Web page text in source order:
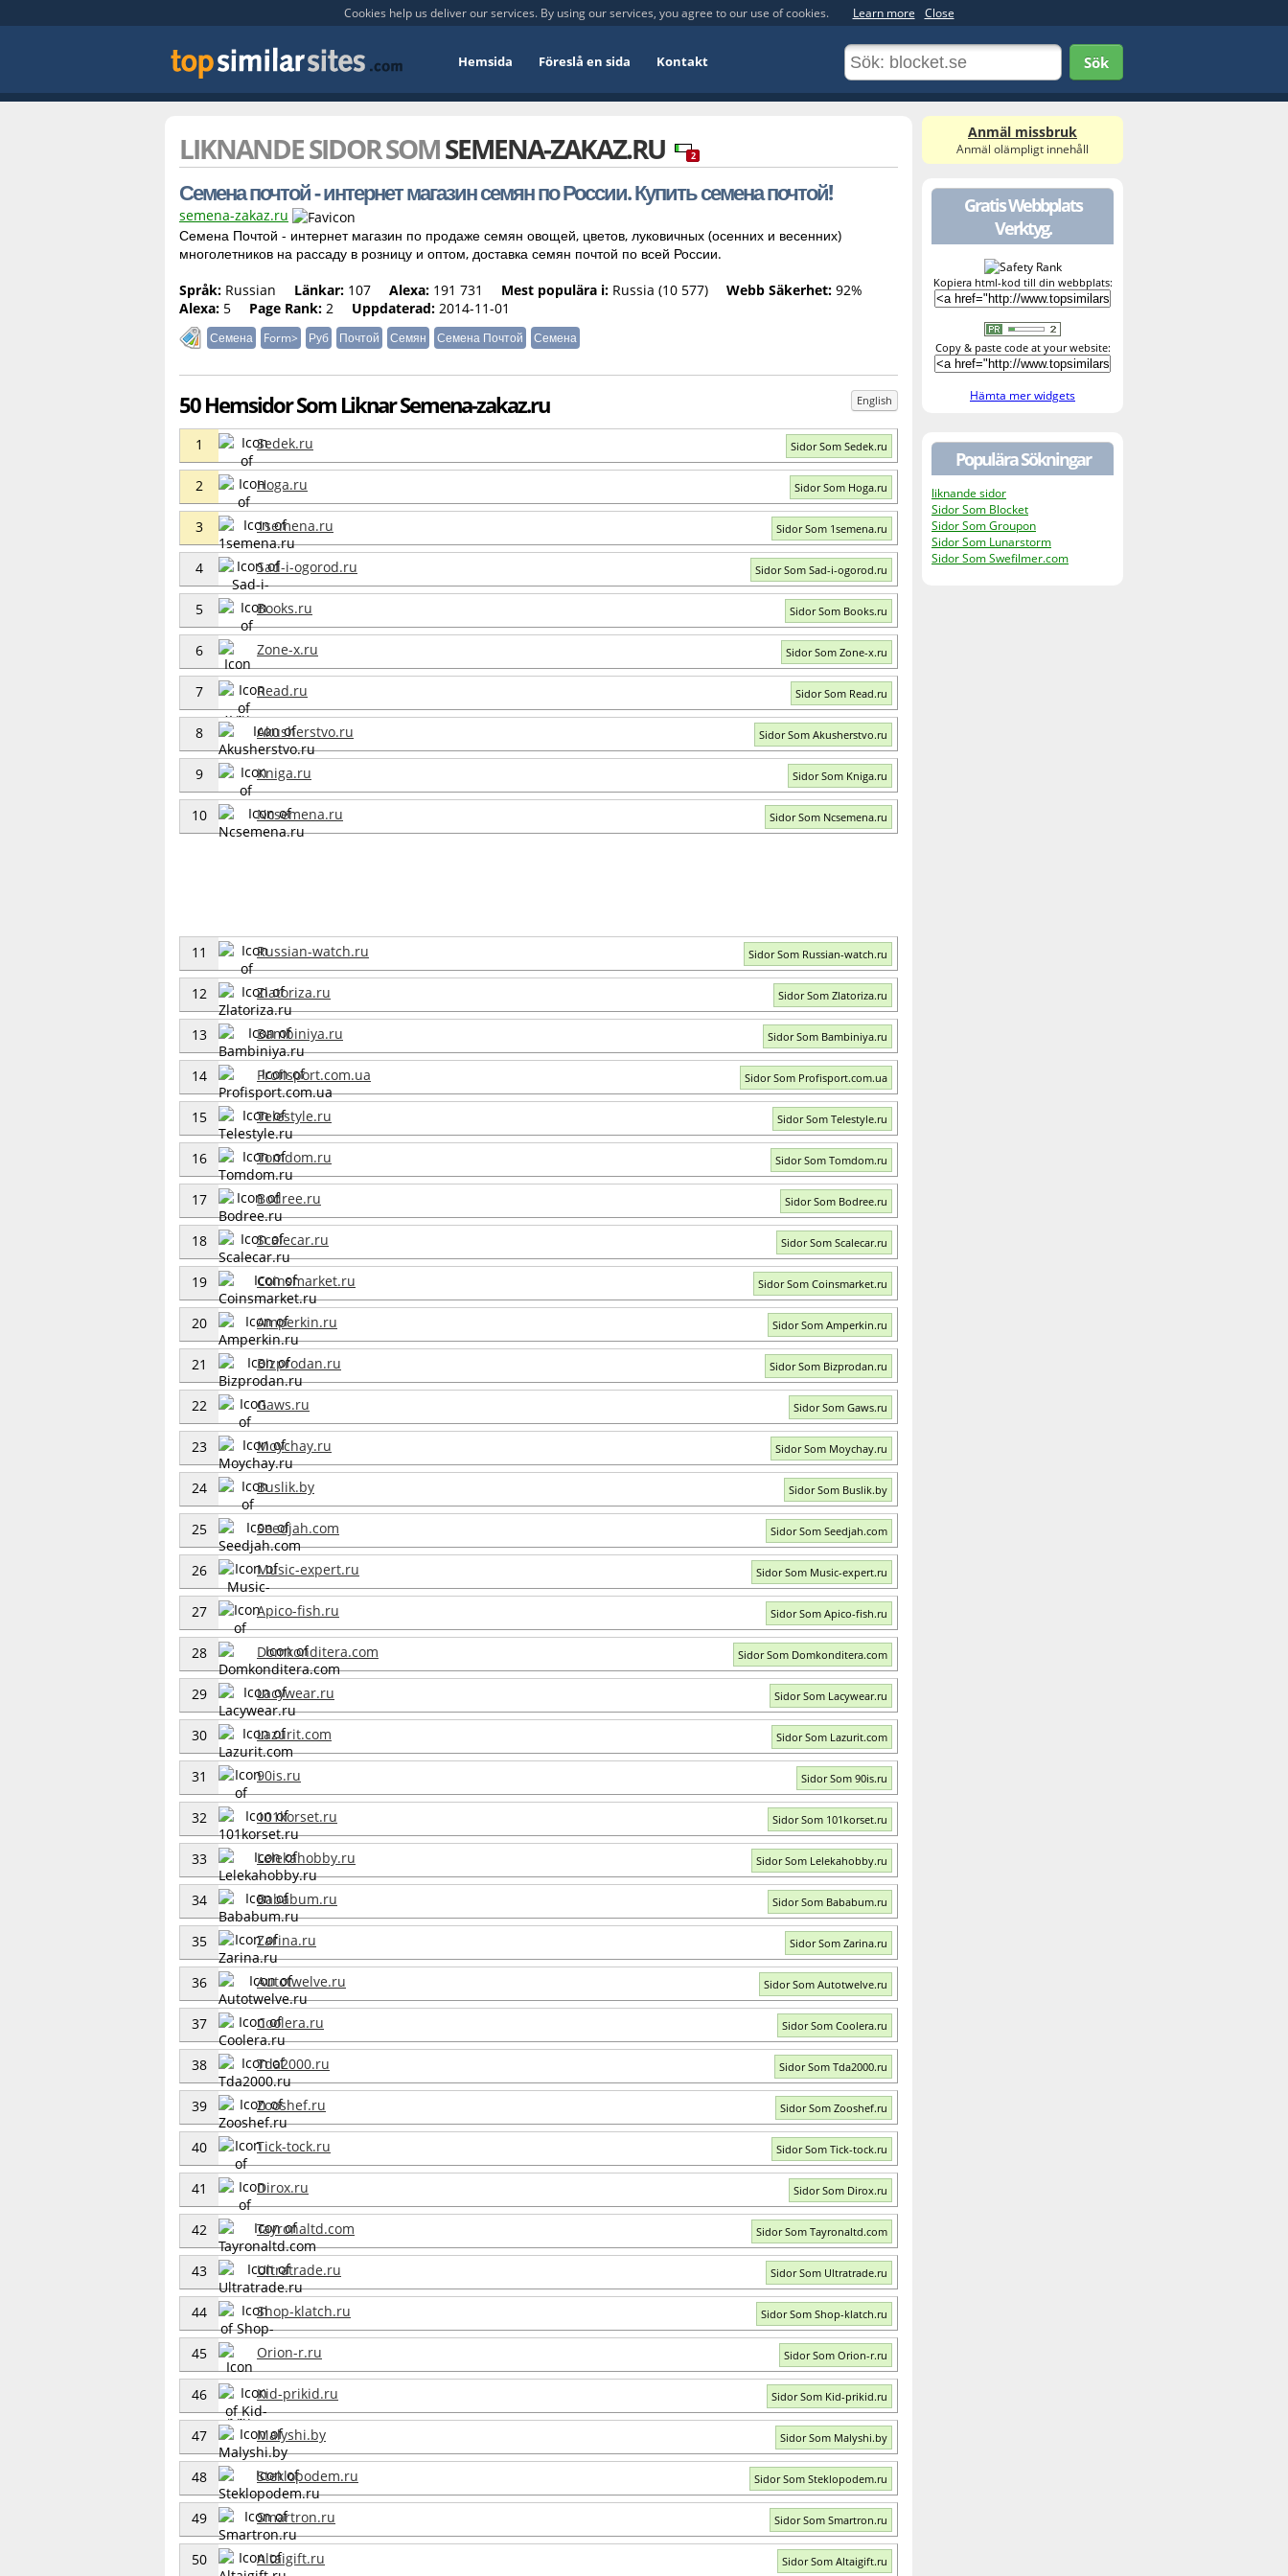
Cookies help us deliver our services. By using our services, you agree to our use of cookies. Learn more Close
Hemsida Föreslå en sida Kontakt Sök
LIKNANDE SIDOR SOMSEMENA-ZAKAZ.RU 2
Семена почтой - интернет магазин семян по России. Купить семена почтой!
semena-zakaz.ru
Семена Почтой - интернет магазин по продаже семян овощей, цветов, луковичных (осенних и весенних)
многолетников на рассаду в розницу и оптом, доставка семян почтой по всей России.
Språk: Russian Länkar: 107 Alexa: 191 731 Mest populära i: Russia (10 577) Webb Säkerhet: 92%
Alexa: 5 Page Rank: 2 Uppdaterad: 2014-11-01
Семена Form> Руб Почтой Семян Семена Почтой Семена
50 Hemsidor Som Liknar Semena-zakaz.ru English
1 Sedek.ru Sidor Som Sedek.ru
2 Hoga.ru Sidor Som Hoga.ru
3 1semena.ru Sidor Som 1semena.ru
4 Sad-i-ogorod.ru Sidor Som Sad-i-ogorod.ru
5 Books.ru Sidor Som Books.ru
6 Zone-x.ru Sidor Som Zone-x.ru
7 Read.ru Sidor Som Read.ru
8 Akusherstvo.ru Sidor Som Akusherstvo.ru
9 Kniga.ru Sidor Som Kniga.ru
10 Ncsemena.ru Sidor Som Ncsemena.ru
11 Russian-watch.ru Sidor Som Russian-watch.ru
12 Zlatoriza.ru Sidor Som Zlatoriza.ru
13 Bambiniya.ru Sidor Som Bambiniya.ru
14 Profisport.com.ua Sidor Som Profisport.com.ua
15 Telestyle.ru Sidor Som Telestyle.ru
16 Tomdom.ru Sidor Som Tomdom.ru
17 Bodree.ru Sidor Som Bodree.ru
18 Scalecar.ru Sidor Som Scalecar.ru
19 Coinsmarket.ru Sidor Som Coinsmarket.ru
20 Amperkin.ru Sidor Som Amperkin.ru
21 Bizprodan.ru Sidor Som Bizprodan.ru
22 Gaws.ru Sidor Som Gaws.ru
23 Moychay.ru Sidor Som Moychay.ru
24 Buslik.by Sidor Som Buslik.by
25 Seedjah.com Sidor Som Seedjah.com
26 Music-expert.ru Sidor Som Music-expert.ru
27 Apico-fish.ru Sidor Som Apico-fish.ru
28 Domkonditera.com Sidor Som Domkonditera.com
29 Lacywear.ru Sidor Som Lacywear.ru
30 Lazurit.com Sidor Som Lazurit.com
31 90is.ru Sidor Som 90is.ru
32 101korset.ru Sidor Som 101korset.ru
33 Lelekahobby.ru Sidor Som Lelekahobby.ru
34 Bababum.ru Sidor Som Bababum.ru
35 Zarina.ru Sidor Som Zarina.ru
36 Autotwelve.ru Sidor Som Autotwelve.ru
37 Coolera.ru Sidor Som Coolera.ru
38 Tda2000.ru Sidor Som Tda2000.ru
39 Zooshef.ru Sidor Som Zooshef.ru
40 Tick-tock.ru Sidor Som Tick-tock.ru
41 Dirox.ru Sidor Som Dirox.ru
42 Tayronaltd.com Sidor Som Tayronaltd.com
43 Ultratrade.ru Sidor Som Ultratrade.ru
44 Shop-klatch.ru Sidor Som Shop-klatch.ru
45 Orion-r.ru Sidor Som Orion-r.ru
46 Kid-prikid.ru Sidor Som Kid-prikid.ru
47 Malyshi.by Sidor Som Malyshi.by
48 Steklopodem.ru Sidor Som Steklopodem.ru
49 Smartron.ru Sidor Som Smartron.ru
50 Altaigift.ru Sidor Som Altaigift.ru
Anmäl missbruk
Anmäl olämpligt innehåll
Gratis Webbplats
Verktyg.
Kopiera html-kod till din webbplats:
Copy & paste code at your website:
Hämta mer widgets
Populära Sökningar
liknande sidor
Sidor Som Blocket
Sidor Som Groupon
Sidor Som Lunarstorm
Sidor Som Swefilmer.com